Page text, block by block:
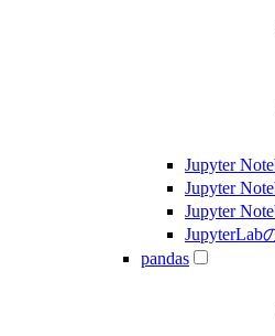
Jupyter
Jupyter
Jupyter
JupyterLab
pandas